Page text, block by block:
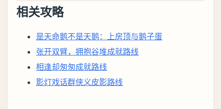
相关攻略
是天命鹅不是天鹅：上房顶与鹅子蛋
张开双臂，拥抱谷堆成就路线
相逢却匆匆成就路线
影灯戏话群侠义皮影路线